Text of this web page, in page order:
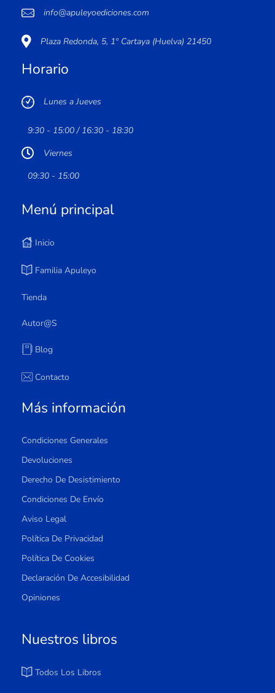
info@apuleyoediciones.com
Plaza Redonda, 5, 1º Cartaya (Huelva) 21450
Horario
Lunes a Jueves
9:30 - 15:00 / 16:30 - 18:30
Viernes
09:30 - 15:00
Menú principal
Inicio
Familia Apuleyo
Tienda
Autor@s
Blog
Contacto
Más información
Condiciones Generales
Devoluciones
Derecho De Desistimiento
Condiciones De Envío
Aviso Legal
Política De Privacidad
Política De Cookies
Declaración De Accesibilidad
Opiniones
Nuestros libros
Todos Los Libros